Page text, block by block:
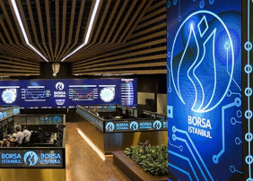
İstanbul pay piyasalarında açığa
ile kredili işlemlerde öz kaynak
esnetilmesine yönelik mevcut
süresini 26 Mayıs seans sonuna